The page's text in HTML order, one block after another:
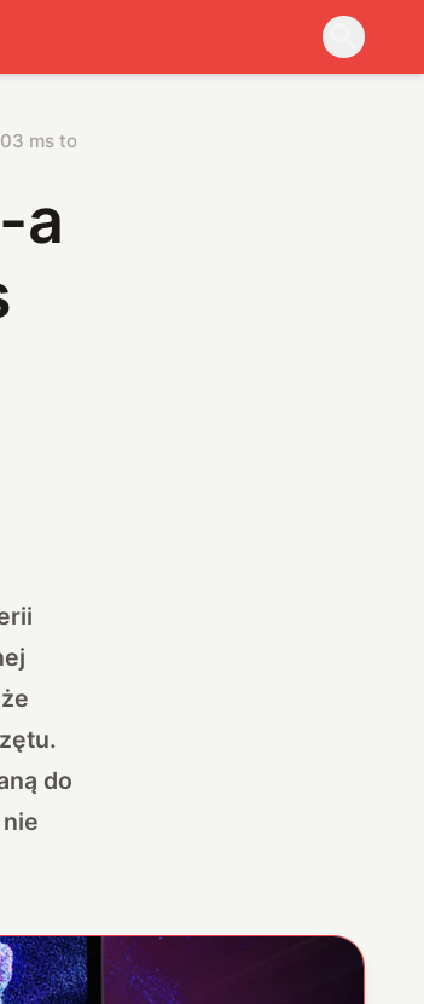
ms to dopiero początek
a
do